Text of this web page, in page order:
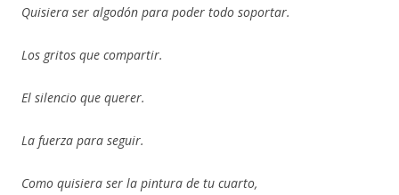
Quisiera ser algodón para poder todo soportar.
Los gritos que compartir.
El silencio que querer.
La fuerza para seguir.
Como quisiera ser la pintura de tu cuarto,